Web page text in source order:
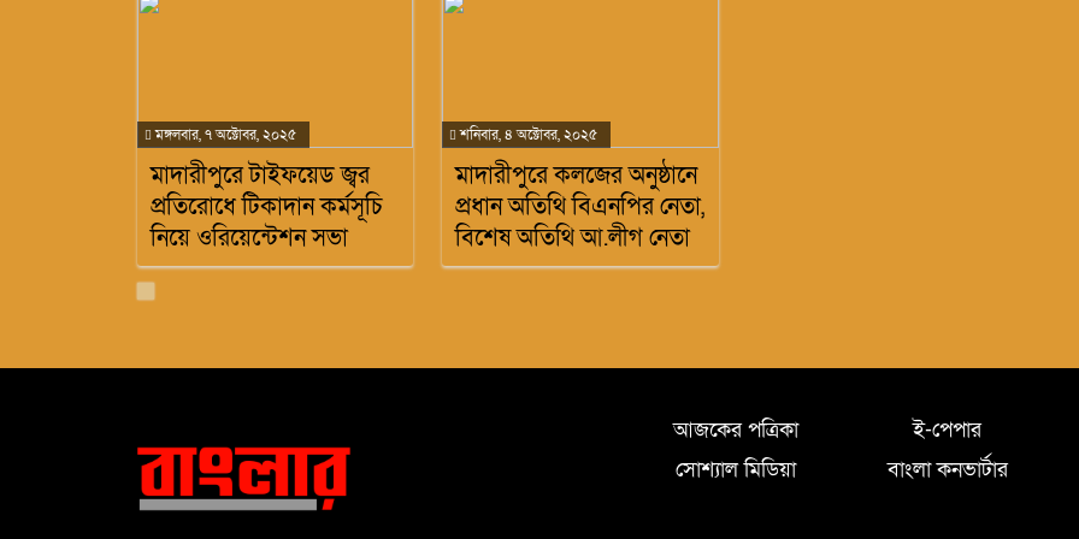
মঙ্গলবার, ৭ অক্টোবর, ২০২৫
মাদারীপুরে টাইফয়েড জ্বর
প্রতিরোধে টিকাদান কর্মসূচি
নিয়ে ওরিয়েন্টেশন সভা
শনিবার, ৪ অক্টোবর, ২০২৫
মাদারীপুরে কলজের অনুষ্ঠানে
প্রধান অতিথি বিএনপির নেতা,
বিশেষ অতিথি আ.লীগ নেতা
আজকের পত্রিকা ই-পেপার
সোশ্যাল মিডিয়া
বাংলা কনভার্টার